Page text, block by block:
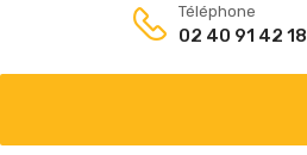
Téléphone
02 40 91 42 18